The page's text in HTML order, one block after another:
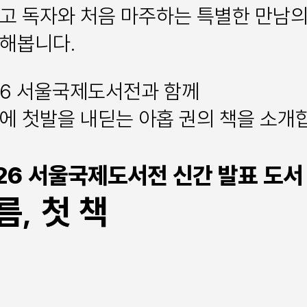
독자와 처음 마주하는 특별한 만남
봅니다.
서울국제도서전과 함께
첫발을 내딛는 아홉 권의 책을 소개
서울국제도서전 신간 발표 도서
, 첫 책